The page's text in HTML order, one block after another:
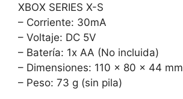
XBOX SERIES X-S
– Corriente: 30mA
– Voltaje: DC 5V
– Batería: 1x AA (No incluida)
– Dimensiones: 110 x 80 x 44 mm
– Peso: 73 g (sin pila)